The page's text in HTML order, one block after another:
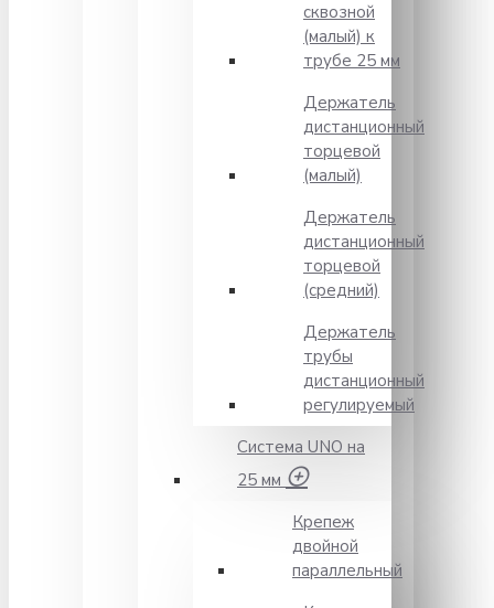
сквозной
(малый) к
трубе 25 мм
Держатель
дистанционный
торцевой
(малый)
Держатель
дистанционный
торцевой
(средний)
Держатель
трубы
дистанционный
регулируемый
Система UNO на
25 мм
Крепеж
двойной
параллельный